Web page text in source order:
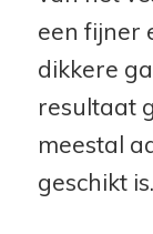
een fijner
dikkere
resultaat
meestal
geschikt is.